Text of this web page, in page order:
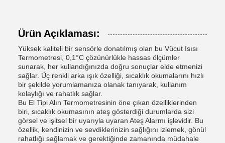
Ürün Açıklaması:
Yüksek kaliteli bir sensörle donatılmış olan bu Vücut Isısı
Termometresi, 0,1°C çözünürlükle hassas ölçümler
sunarak, her kullandığınızda doğru sonuçlar elde etmenizi
sağlar. Üç renkli arka ışık özelliği, sıcaklık okumalarını hızlı
bir şekilde yorumlamanıza olanak tanıyarak, kullanım
kolaylığı ve rahatlık sağlar.
Bu El Tipi Alın Termometresinin öne çıkan özelliklerinden
biri, sıcaklık okumasının ateş gösterdiği durumlarda sizi
görsel ve işitsel bir uyarıyla uyaran Ateş Alarmı işlevidir. Bu
özellik, kendinizin ve sevdiklerinizin sağlığını izlemek, gönül
rahatlığı sağlamak ve gerektiğinde zamanında müdahale